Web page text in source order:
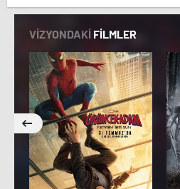
VİZYONDAKİ FİLMLER